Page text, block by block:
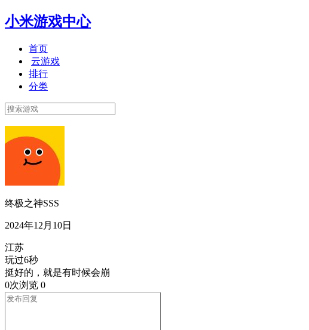
小米游戏中心
首页
云游戏
排行
分类
终极之神SSS
2024年12月10日
江苏
玩过6秒
挺好的，就是有时候会崩
0次浏览 0